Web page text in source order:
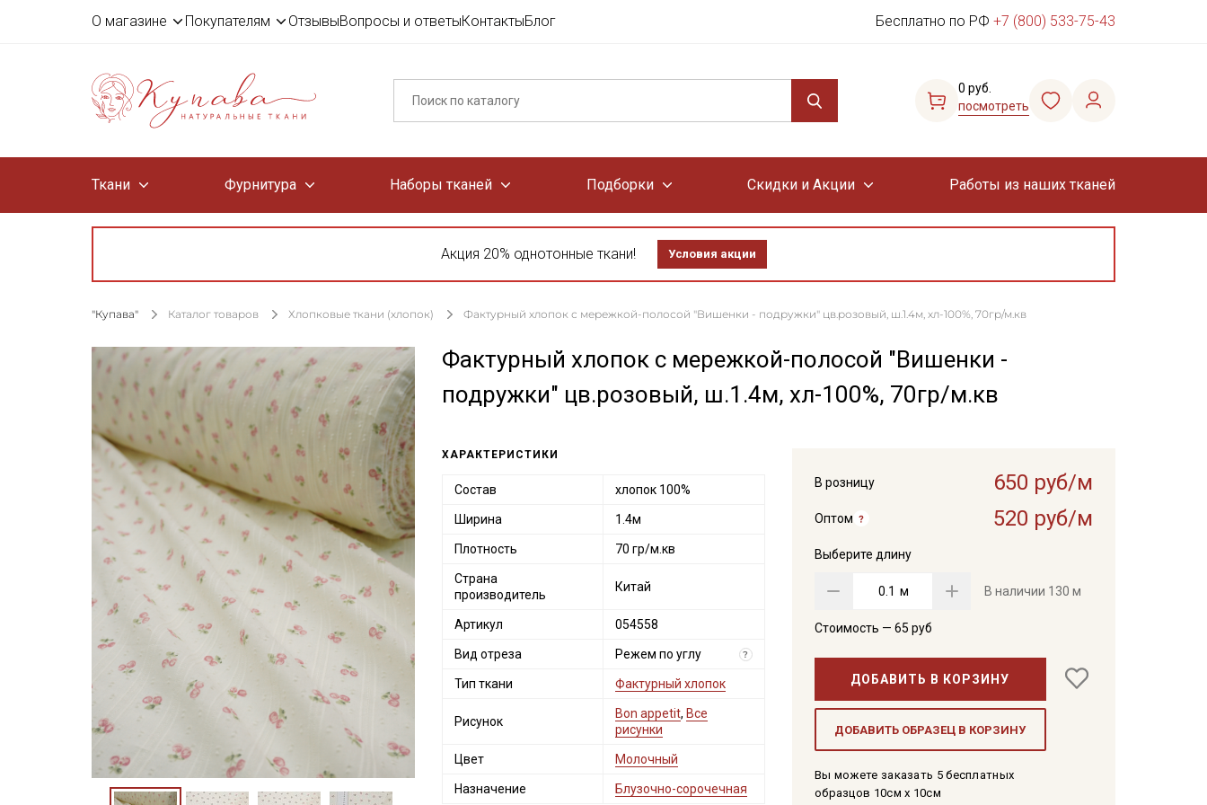
О магазине Покупателям ОтзывыВопросы и ответыКонтактыБлог Бесплатно по РФ +7 (800) 533-75-43
0 руб.
посмотреть
Ткани Фурнитура Наборы тканей Подборки Скидки и Акции Работы из наших тканей
Акция 20% однотонные ткани! Условия акции
"Купава" Каталог товаров Хлопковые ткани (хлопок) Фактурный хлопок с мережкой-полосой "Вишенки - подружки" цв.розовый, ш.1.4м, хл-100%, 70гр/м.кв
Фактурный хлопок с мережкой-полосой "Вишенки -
подружки" цв.розовый, ш.1.4м, хл-100%, 70гр/м.кв
В розницу 650 руб/м
Оптом 520 руб/м
Выберите длину
м В наличии 130 м
Стоимость — 65 руб
ДОБАВИТЬ В КОРЗИНУ
ДОБАВИТЬ ОБРАЗЕЦ В КОРЗИНУ
Вы можете заказать 5 бесплатных
образцов 10см x 10см
ХАРАКТЕРИСТИКИ
Состав хлопок 100%
Ширина 1.4м
Плотность 70 гр/м.кв
Страна
производитель
Китай
Артикул 054558
Вид отреза Режем по углу ?
Тип ткани Фактурный хлопок
Рисунок
Bon appetit, Все
рисунки
Цвет Молочный
Назначение Блузочно-сорочечная